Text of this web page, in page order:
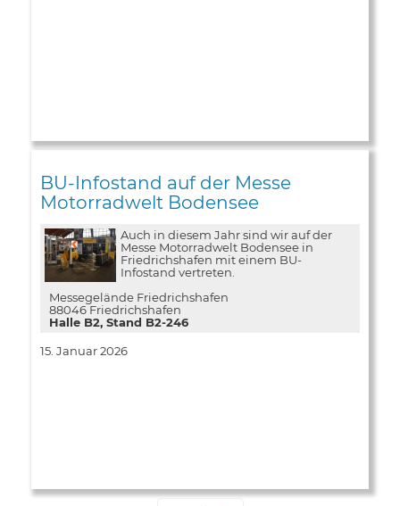
BU-Infostand auf der Messe
Motorradwelt Bodensee
Auch in diesem Jahr sind wir auf der
Messe Motorradwelt Bodensee in
Friedrichshafen mit einem BU-
Infostand vertreten.
Messegelände Friedrichshafen
88046 Friedrichshafen
Halle B2, Stand B2-246
15. Januar 2026